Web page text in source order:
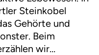
Steinkobel
Gehörte und
Beim
wir